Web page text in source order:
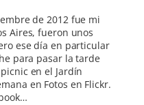
de 2012 fue mi
Aires, fueron unos
ese día en particular
para pasar la tarde
en el Jardín
en Fotos en Flickr.